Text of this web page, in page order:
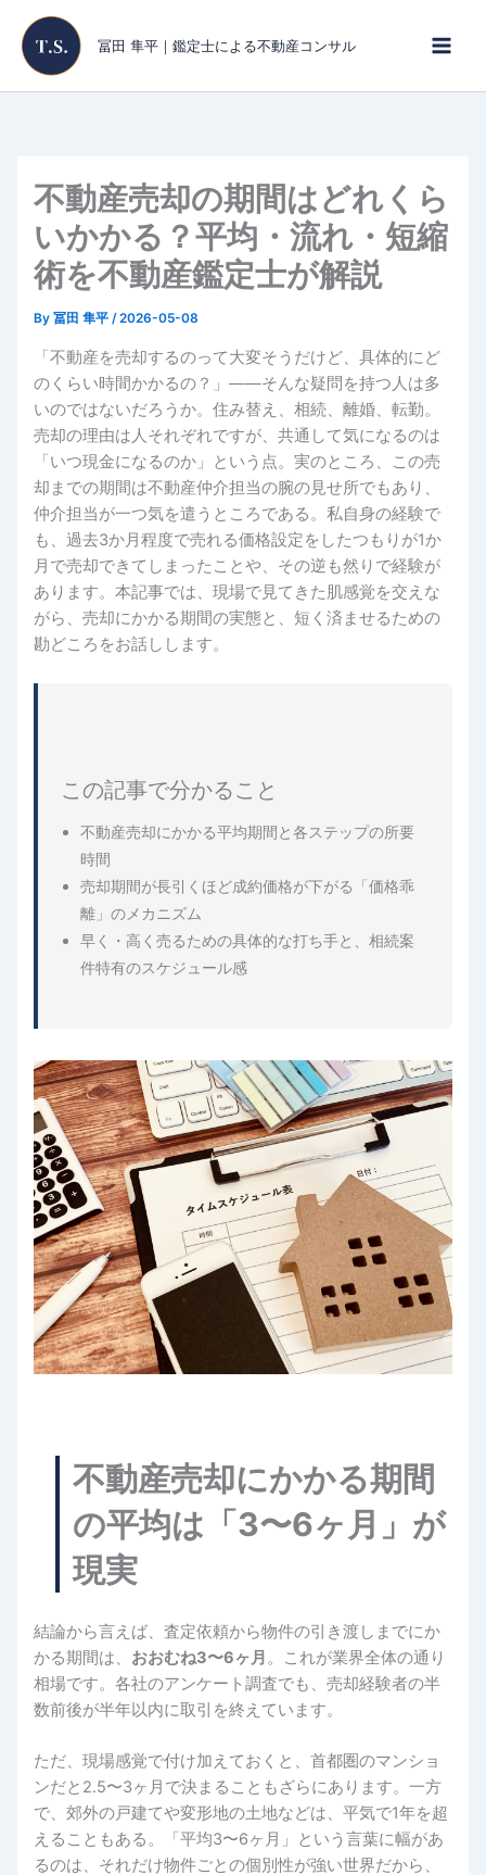
ス
冨田 隼平｜鑑定士による不動産コンサル
不動産売却の期間はどれくら
いかかる？平均・流れ・短縮
術を不動産鑑定士が解説
By 冨田 隼平 /2026-05-08
「不動産を売却するのって大変そうだけど、具体的にど
のくらい時間かかるの？」――そんな疑問を持つ人は多
いのではないだろうか。住み替え、相続、離婚、転勤。
売却の理由は人それぞれですが、共通して気になるのは
「いつ現金になるのか」という点。実のところ、この売
却までの期間は不動産仲介担当の腕の見せ所でもあり、
仲介担当が一つ気を遣うところである。私自身の経験で
も、過去3か月程度で売れる価格設定をしたつもりが1か
月で売却できてしまったことや、その逆も然りで経験が
あります。本記事では、現場で見てきた肌感覚を交えな
がら、売却にかかる期間の実態と、短く済ませるための
勘どころをお話しします。
この記事で分かること
不動産売却にかかる平均期間と各ステップの所要
時間
売却期間が長引くほど成約価格が下がる「価格乖
離」のメカニズム
早く・高く売るための具体的な打ち手と、相続案
件特有のスケジュール感
不動産売却にかかる期間
の平均は「3〜6ヶ月」が
現実
結論から言えば、査定依頼から物件の引き渡しまでにか
かる期間は、 おおむね3〜6ヶ月 。これが業界全体の通り
相場です。各社のアンケート調査でも、売却経験者の半
数前後が半年以内に取引を終えています。
ただ、現場感覚で付け加えておくと、首都圏のマンショ
ンだと2.5〜3ヶ月で決まることもざらにあります。一方
で、郊外の戸建てや変形地の土地などは、平気で1年を超
えることもある。「平均3〜6ヶ月」という言葉に幅があ
るのは、それだけ物件ごとの個別性が強い世界だから、